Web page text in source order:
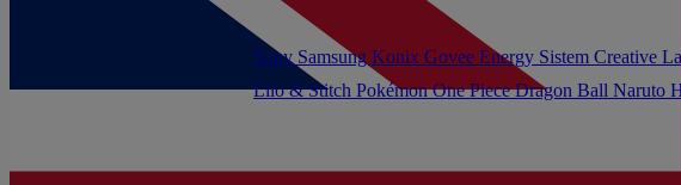
Lilo & Stitch PokémonOne PieceDragon Ball Naruto
Sony Samsung Konix Govee Energy Sistem Creative